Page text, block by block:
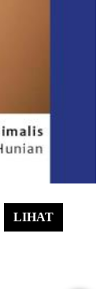
LIHAT